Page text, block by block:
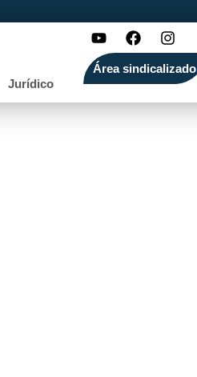
Jurídico
Área sindicalizado